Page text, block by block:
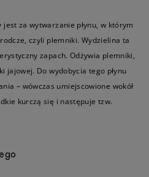
za wytwarzanie płynu, w którym
czyli plemniki. Wydzielina ta
zapach. Odżywia plemniki,
jajowej. Do wydobycia tego płynu
– wówczas umiejscowione wokół
kurczą się i następuje tzw.